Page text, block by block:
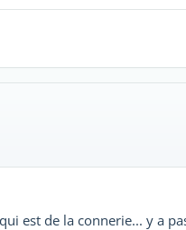
est de la connerie... y a